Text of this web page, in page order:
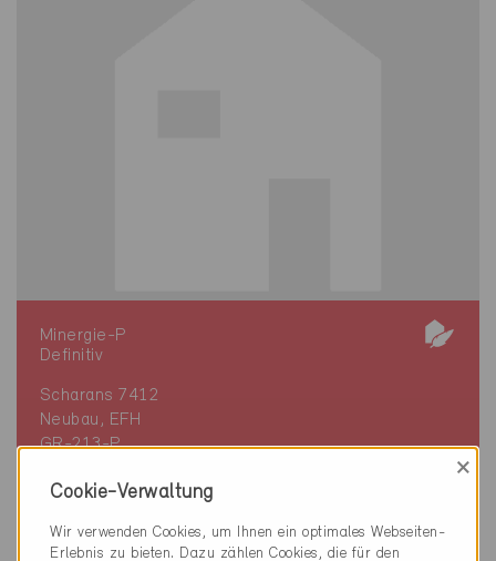
Minergie-P
Definitiv
Scharans 7412
Neubau, EFH
GR-213-P
Cookie-Verwaltung
×
Wir verwenden Cookies, um Ihnen ein optimales Webseiten-
Erlebnis zu bieten. Dazu zählen Cookies, die für den